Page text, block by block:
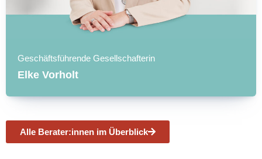
Geschäftsführende Gesellschafterin
Elke Vorholt
Alle Berater:innen im Überblick